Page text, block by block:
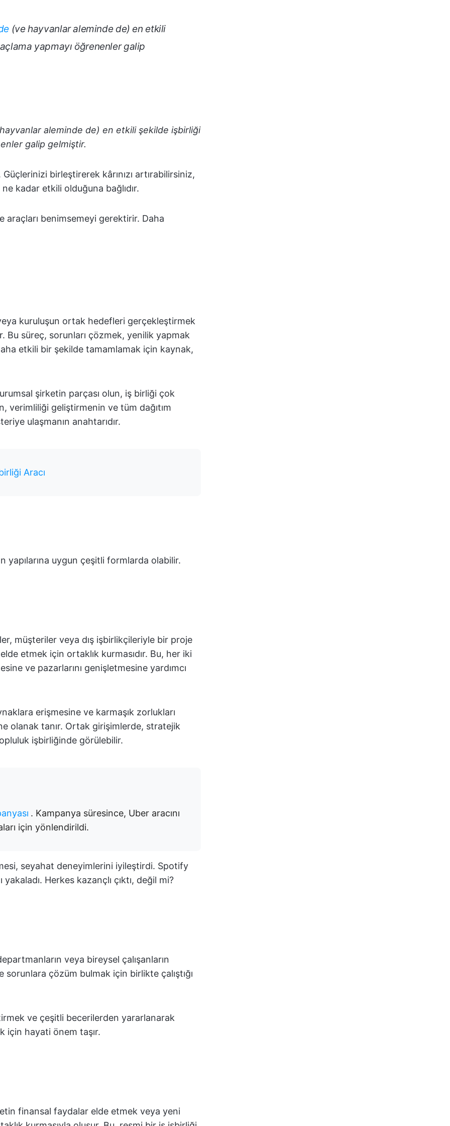
(ve hayvanlar aleminde de) en etkili
yapmayı öğrenenler galip
aleminde de) en etkili şekilde işbirliği
galip gelmiştir.
birleştirerek kârınızı artırabilirsiniz,
kadar etkili olduğuna bağlıdır.
benimsemeyi gerektirir. Daha
kuruluşun ortak hedefleri gerçekleştirmek
Bu süreç, sorunları çözmek, yenilik yapmak
etkili bir şekilde tamamlamak için kaynak,
şirketin parçası olun, iş birliği çok
verimliliği geliştirmenin ve tüm dağıtım
ulaşmanın anahtarıdır.
Aracı
yapılarına uygun çeşitli formlarda olabilir.
müşteriler veya dış işbirlikçileriyle bir proje
etmek için ortaklık kurmasıdır. Bu, her iki
ve pazarlarını genişletmesine yardımcı
erişmesine ve karmaşık zorlukları
olanak tanır. Ortak girişimlerde, stratejik
işbirliğinde görülebilir.
. Kampanya süresince, Uber aracını
için yönlendirildi.
seyahat deneyimlerini iyileştirdi. Spotify
Herkes kazançlı çıktı, değil mi?
veya bireysel çalışanların
çözüm bulmak için birlikte çalıştığı
ve çeşitli becerilerden yararlanarak
için hayati önem taşır.
finansal faydalar elde etmek veya yeni